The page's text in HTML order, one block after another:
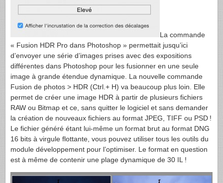
La commande
« Fusion HDR Pro dans Photoshop » permettait jusqu’ici
d’envoyer une série d’images prises avec des expositions
différentes dans Photoshop pour les fusionner en une seule
image à grande étendue dynamique. La nouvelle commande
Fusion de photos > HDR (Ctrl.+ H) va beaucoup plus loin. Elle
permet de créer une image HDR à partir de plusieurs fichiers
RAW ou Bitmap et ce, sans quitter le logiciel et sans demander
la création de nouveaux fichiers au format JPEG, TIFF ou PSD !
Le fichier généré étant lui-même un format brut au format DNG
16 bits à virgule flottante, vous pouvez utiliser tous les outils du
module développement pour l’optimiser. Le format en question
est à même de contenir une plage dynamique de 30 IL !